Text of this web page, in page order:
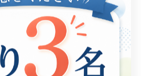
関連タグ
#就労継続支援B型